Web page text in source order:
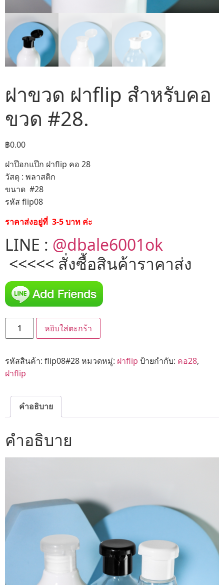
ฝาขวด ฝาflip สำหรับคอ
ขวด #28.
฿0.00
ฝาป๊อกแป๊ก ฝาflip คอ 28
วัสดุ : พลาสติก
ขนาด #28
รหัส flip08
ราคาส่งอยู่ที่ 3-5 บาท ค่ะ
LINE : @dbale6001ok
<<<<< สั่งซื้อสินค้าราคาส่ง
หยิบใส่ตะกร้า
รหัสสินค้า: flip08#28หมวดหมู่: ฝาflip ป้ายกำกับ: คอ28,
ฝาflip
คำอธิบาย
คำอธิบาย